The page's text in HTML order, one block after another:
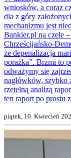
wniosków, a coraz
dla z góry
mechanizmu jest
Bankier.pl na czele
Chrześcijańsko-
że depenalizacja
porażka”. Brzmi to
odważymy się
nagłówków, szybko
rzetelną analizą
ten raport po prostu
piątek, 10. Kwiecień